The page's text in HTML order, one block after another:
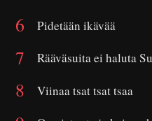
Pidetään ikävää
Rääväsuita ei haluta
Viinaa tsat tsat tsaa